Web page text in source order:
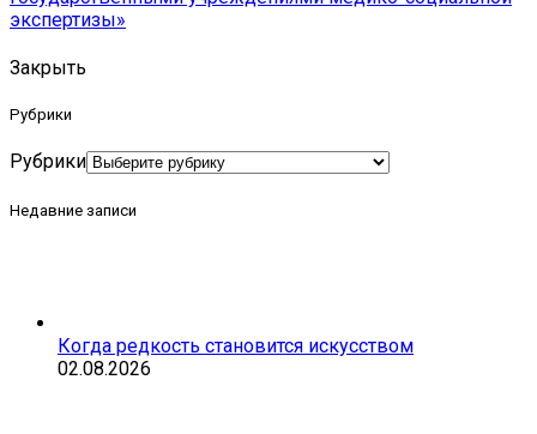
экспертизы»
Закрыть
Рубрики
Рубрики
Недавние записи
Когда редкость становится искусством
02.08.2026